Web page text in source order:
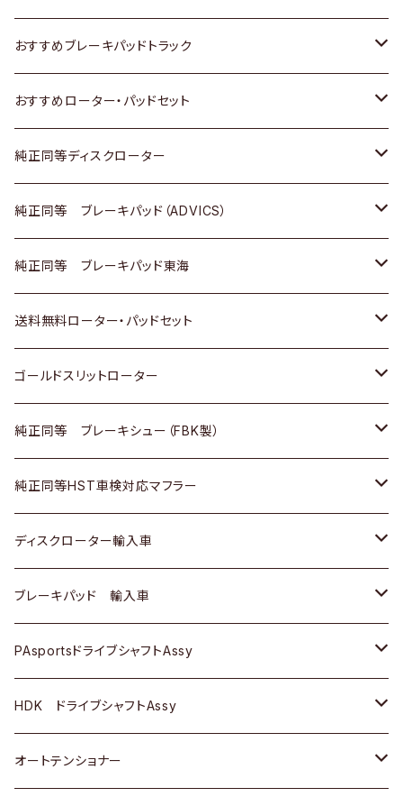
いすゞ
ダイハツ
マツダ
三菱
スバル
日野
三菱ふそう
ＢＭＷ
日産
いすゞ
ダイハツ
マツダ
三菱
日野
三菱ふそう
日産
いすゞ
ダイハツ
三菱
日野
三菱ふそう
その他
ホンダ
スズキ
日産
ダイハツ
マツダ
三菱
スバル
トヨタ
ホンダ
スズキ
日産
いすゞ
ダイハツ
マツダ
三菱
スバル
おすすめブレーキパッドトラック
トヨタ
日産
いすゞ
ダイハツ
マツダ
三菱
おすすめローター・パッドセット
トヨタ
ホンダ
スズキ
日産
ダイハツ
マツダ
三菱
スバル
純正同等ディスクローター
トヨタ
ホンダ
スズキ
日産
いすゞ
ダイハツ
マツダ
三菱
スバル
ＢＥＮＺ
純正同等 ブレーキパッド（ADVICS）
トヨタ
ホンダ
スズキ
日産
ダイハツ
マツダ
三菱
スバル
純正同等 ブレーキパッド東海
トヨタ
ホンダ
日産
いすゞ
ダイハツ
マツダ
三菱
スバル
送料無料ローター・パッドセット
トヨタ
ホンダ
スズキ
日産
ダイハツ
マツダ
三菱
スバル
ゴールドスリットローター
トヨタ
ホンダ
スズキ
日産
ダイハツ
マツダ
三菱
純正同等 ブレーキシュー（FBK製）
ホンダ
スズキ
日産
ダイハツ
マツダ
三菱
純正同等HST車検対応マフラー
トヨタ
ホンダ
スズキ
日産
いすゞ
ディスクローター輸入車
ＡＵＤＩ
ＢＥＮＺ
ＢＭＷ
GOLF
ブレーキパッド 輸入車
ＢＥＮＺ
ＢＭＷ
ＷＡＧＥＮ
PAsportsドライブシャフトAssy
トヨタ
ホンダ
HDK ドライブシャフトAssy
スズキ
オートテンショナー